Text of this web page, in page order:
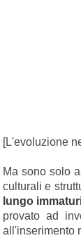
[L'evoluzione
Ma sono solo
culturali e
lungo
provato ad
all'inserimento